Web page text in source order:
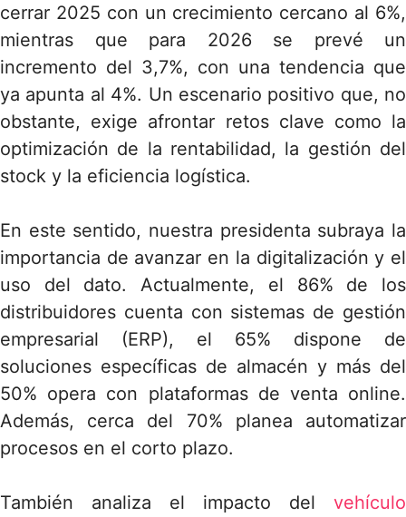
cerrar 2025 con un crecimiento cercano al 6%,
mientras que para 2026 se prevé un
incremento del 3,7%, con una tendencia que
ya apunta al 4%. Un escenario positivo que, no
obstante, exige afrontar retos clave como la
optimización de la rentabilidad, la gestión del
stock y la eficiencia logística.
En este sentido, nuestra presidenta subraya la
importancia de avanzar en la digitalización y el
uso del dato. Actualmente, el 86% de los
distribuidores cuenta con sistemas de gestión
empresarial (ERP), el 65% dispone de
soluciones específicas de almacén y más del
50% opera con plataformas de venta online.
Además, cerca del 70% planea automatizar
procesos en el corto plazo.
También analiza el impacto del vehículo